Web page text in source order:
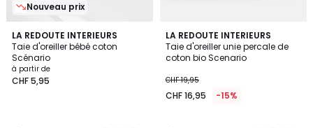
Nouveau prix
LA REDOUTE INTERIEURS
Taie d'oreiller bébé coton
Scénario
à partir de
CHF 5,95
4,4
/ 5
5
Couleurs
LA REDOUTE INTERIEURS
Taie d'oreiller unie percale de
coton bio Scenario
CHF 19,95
CHF 16,95 -15%
4,2
/ 5
13
Couleurs